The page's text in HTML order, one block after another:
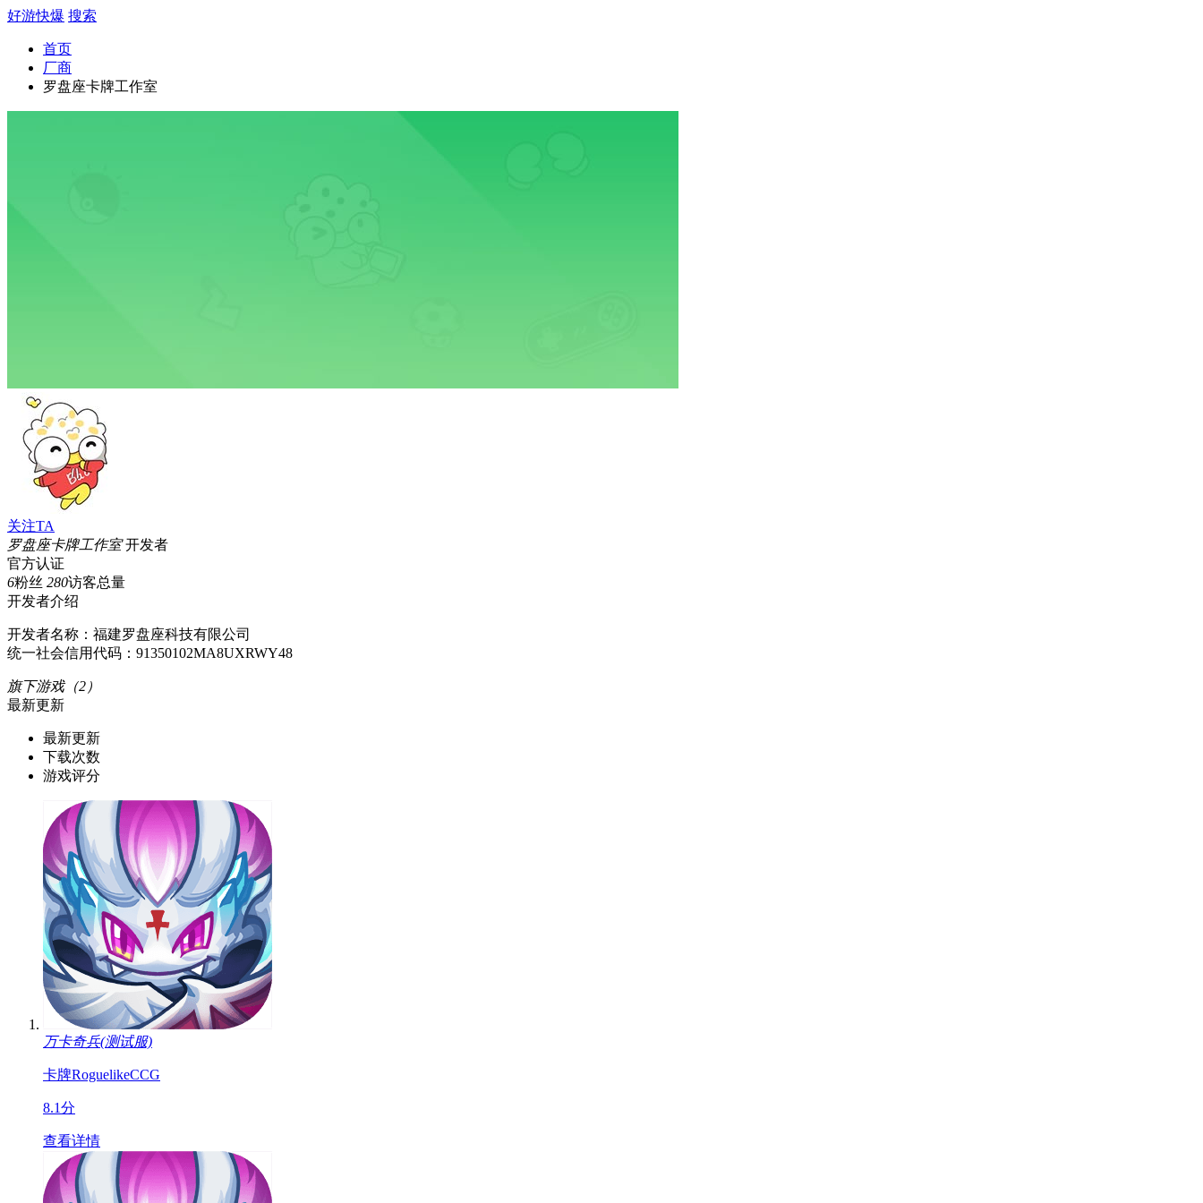
好游快爆 搜索
首页
厂商
罗盘座卡牌工作室
关注TA
罗盘座卡牌工作室 开发者
官方认证
6粉丝 280访客总量
开发者介绍
开发者名称：福建罗盘座科技有限公司
统一社会信用代码：91350102MA8UXRWY48
旗下游戏（2）
最新更新
最新更新
下载次数
游戏评分
万卡奇兵(测试服)
卡牌RoguelikeCCG
8.1分
查看详情